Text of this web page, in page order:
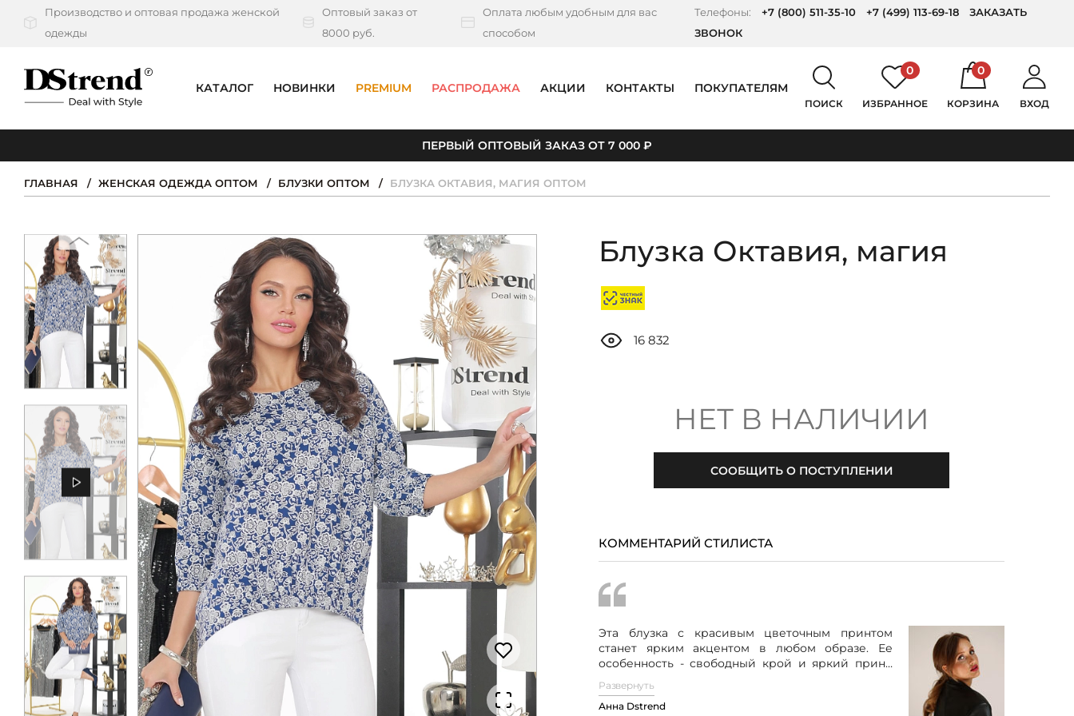
Производство и оптовая продажа женской
одежды
Оптовый заказ от
8000 руб.
Оплата любым удобным для вас
способом
Телефоны: +7 (800) 511-35-10 +7 (499) 113-69-18
ЗАКАЗАТЬ
ЗВОНОК
КАТАЛОГ НОВИНКИ PREMIUM РАСПРОДАЖА АКЦИИ КОНТАКТЫ ПОКУПАТЕЛЯМ
ПОИСК
0
ИЗБРАННОЕ
0
КОРЗИНА ВХОД
ПЕРВЫЙ ОПТОВЫЙ ЗАКАЗ ОТ 7 000 ₽
КАТАЛОГ
НОВИНКИ
PREMIUM
РАСПРОДАЖА
АКЦИИ
КОНТАКТЫ
ЖУРНАЛ
О НАС
СКИДКИ
ЧАСТО ЗАДАВАЕМЫЕ ВОПРОСЫ
ОПТОВЫМ ПОКУПАТЕЛЯМ
РОЗНИЧНЫМ ПОКУПАТЕЛЯМ
ДОСТАВКА
ГЛАВНАЯ ЖЕНСКАЯ ОДЕЖДА ОПТОМ БЛУЗКИ ОПТОМ БЛУЗКА ОКТАВИЯ, МАГИЯ ОПТОМ
Блузка Октавия, магия
16 832
НЕТ В НАЛИЧИИ
СООБЩИТЬ О ПОСТУПЛЕНИИ
КОММЕНТАРИЙ СТИЛИСТА
Эта блузка с красивым цветочным принтом
станет ярким акцентом в любом образе. Ее
особенность - свободный крой и яркий принт,
который создает романтическую и игривую
атмосферу. Благодаря мягкой ткани и
комфортному крою, эта блузка идеально
Развернуть
Анна Dstrend